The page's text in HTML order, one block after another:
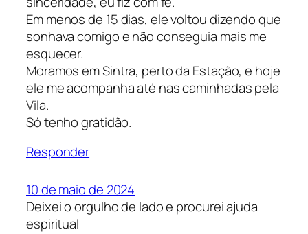
Em menos de 15 dias, ele voltou dizendo que
sonhava comigo e não conseguia mais me
esquecer.
Moramos em Sintra, perto da Estação, e hoje
ele me acompanha até nas caminhadas pela
Vila.
Só tenho gratidão.
Responder
10 de maio de 2024
Deixei o orgulho de lado e procurei ajuda
espiritual